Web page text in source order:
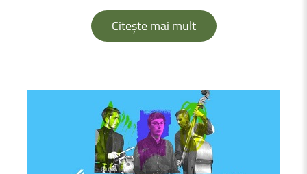
Citește mai mult